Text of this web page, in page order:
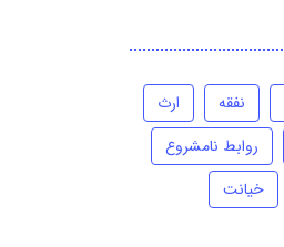
نفقه
ارث
روابط نامشروع
خیانت